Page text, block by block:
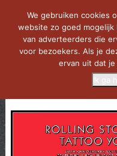
We gebruiken cookies
website zo goed
van adverteerders die
voor bezoekers. Als je
ervan uit dat
Ik ga